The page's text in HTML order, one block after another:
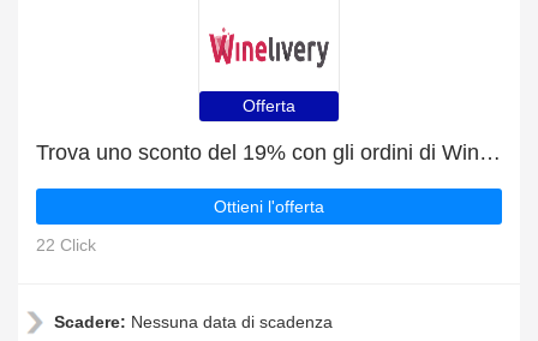
Offerta
Trova uno sconto del 19% con gli ordini di Winelivery
Ottieni l'offerta
22 Click
Scadere: Nessuna data di scadenza